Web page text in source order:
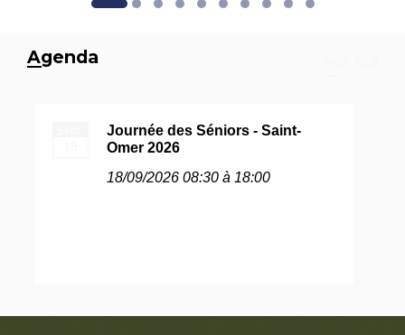
Agenda
Journée des Séniors - Saint-
Omer 2026
18/09/2026 08:30 à 18:00